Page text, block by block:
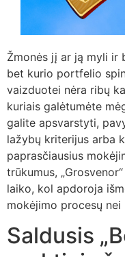
Žmonės jį ar ją myli ir
bet kurio portfelio
vaizduotei nėra ribų
kuriais galėtumėte
galite apsvarstyti,
lažybų kriterijus arba
paprasčiausius
trūkumus,
laiko, kol apdoroja
mokėjimo procesų
Saldusis